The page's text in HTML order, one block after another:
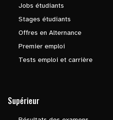
Jobs étudiants
Stages étudiants
Offres en Alternance
Premier emploi
Tests emploi et carrière
Supérieur